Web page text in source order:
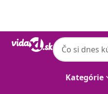
Kategórie